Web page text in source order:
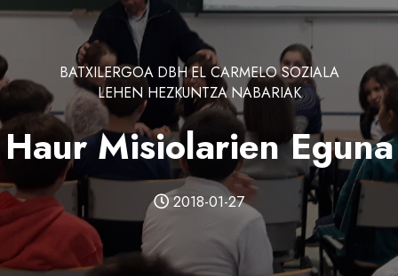
BATXILERGOA DBHEL CARMELO SOZIALA
LEHEN HEZKUNTZA NABARIAK
Haur Misiolarien Eguna
2018-01-27